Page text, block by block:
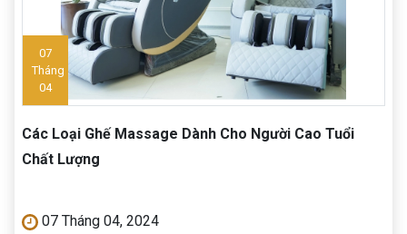
07
Tháng
04
Các Loại Ghế Massage Dành Cho Người Cao Tuổi
Chất Lượng
07 Tháng 04, 2024